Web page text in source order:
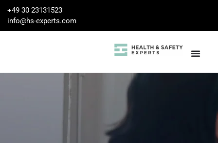
+49 30 23131523
info@hs-experts.com